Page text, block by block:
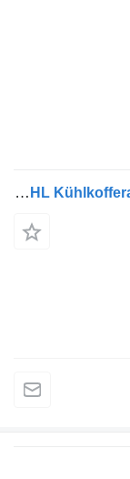
Blyss FK1325HL Kühlkofferanhänger 250x150x180cm 1300kg zGG